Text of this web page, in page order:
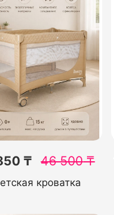
₸ 46 500₸
кроватка